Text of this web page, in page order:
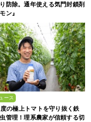
防除。通年使える気門封鎖剤
ン』
ース
の極上トマトを守り抜く鉄
管理！理系農家が信頼する切